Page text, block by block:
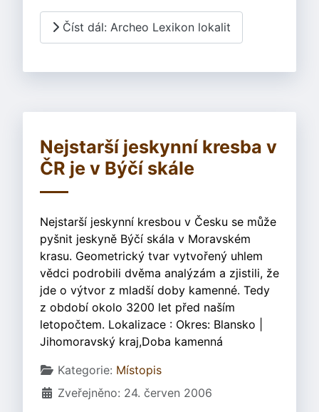
Číst dál: Archeo Lexikon lokalit
Nejstarší jeskynní kresba v
ČR je v Býčí skále
Nejstarší jeskynní kresbou v Česku se může
pyšnit jeskyně Býčí skála v Moravském
krasu. Geometrický tvar vytvořený uhlem
vědci podrobili dvěma analýzám a zjistili, že
jde o výtvor z mladší doby kamenné. Tedy
z období okolo 3200 let před naším
letopočtem. Lokalizace : Okres: Blansko |
Jihomoravský kraj,Doba kamenná
Základní údaje
Kategorie: Místopis
Zveřejněno: 24. červen 2006